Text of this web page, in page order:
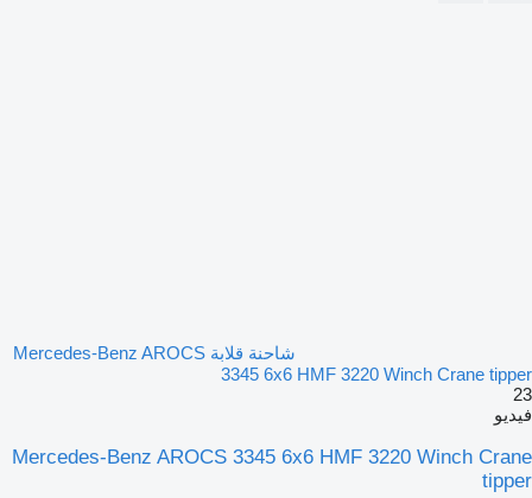
شاحنة قلابة Mercedes-Benz AROCS
3345 6x6 HMF 3220 Winch Crane tipper
23
فيديو
Mercedes-Benz AROCS 3345 6x6 HMF 3220 Winch Crane
tipper